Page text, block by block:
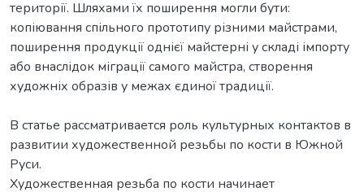
території. Шляхами їх поширення могли бути:
копіювання спільного прототипу різними майстрами,
поширення продукції однієї майстерні у складі імпорту
або внаслідок міграції самого майстра, створення
художніх образів у межах єдиної традиції.
В статье рассматривается роль культурных контактов в
развитии художественной резьбы по кости в Южной
Руси.
Художественная резьба по кости начинает